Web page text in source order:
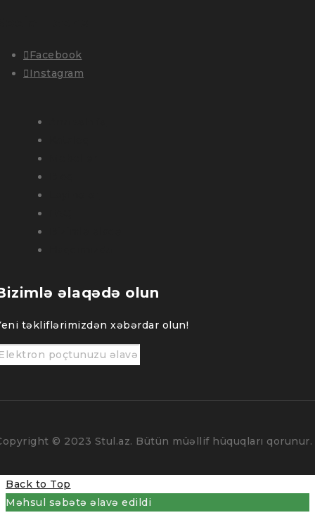
Facebook
Instagram
əlaqədə olun
təkliflərimizdən xəbərdar olun!
© 2023 Stul.az. Bütün müəllif hüquqları qorunur.
Back to Top
Məhsul səbətə əlavə edildi